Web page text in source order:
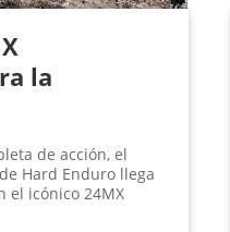
la
de acción, el
Hard Enduro llega
el icónico 24MX